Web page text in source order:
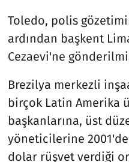
Toledo, polis
ardından başkent
Cezaevi'ne
Brezilya merkezli
birçok Latin Amerika
başkanlarına, üst
yöneticilerine
dolar rüşvet verdiği